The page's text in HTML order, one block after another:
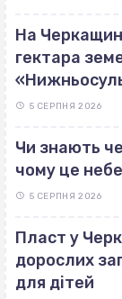
На
гектара
5 СЕРПНЯ 2026
Чи знають
чому це
5 СЕРПНЯ 2026
Пласт у
дорослих
для дітей